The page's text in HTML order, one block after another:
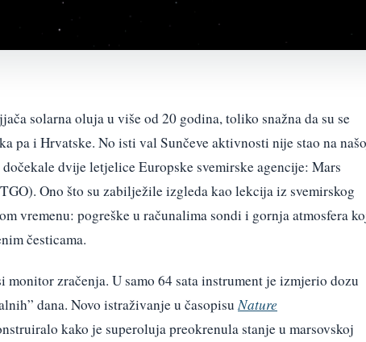
solarna oluja u više od 20 godina, toliko snažna da su se
pa i Hrvatske. No isti val Sunčeve aktivnosti nije stao na
dvije letjelice Europske svemirske agencije: Mars
Ono što su zabilježile izgleda kao lekcija iz svemirskog
vremenu: pogreške u računalima sondi i gornja atmosfera
česticama.
zračenja. U samo 64 sata instrument je izmjerio dozu
dana. Novo istraživanje u časopisuNature
kako je superoluja preokrenula stanje u marsovskoj